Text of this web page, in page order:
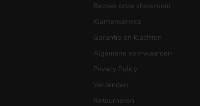
Bezoek onze showroom
Klantenservice
Garantie en klachten
Algemene voorwaarden
Privacy Policy
Verzenden
Retourneren